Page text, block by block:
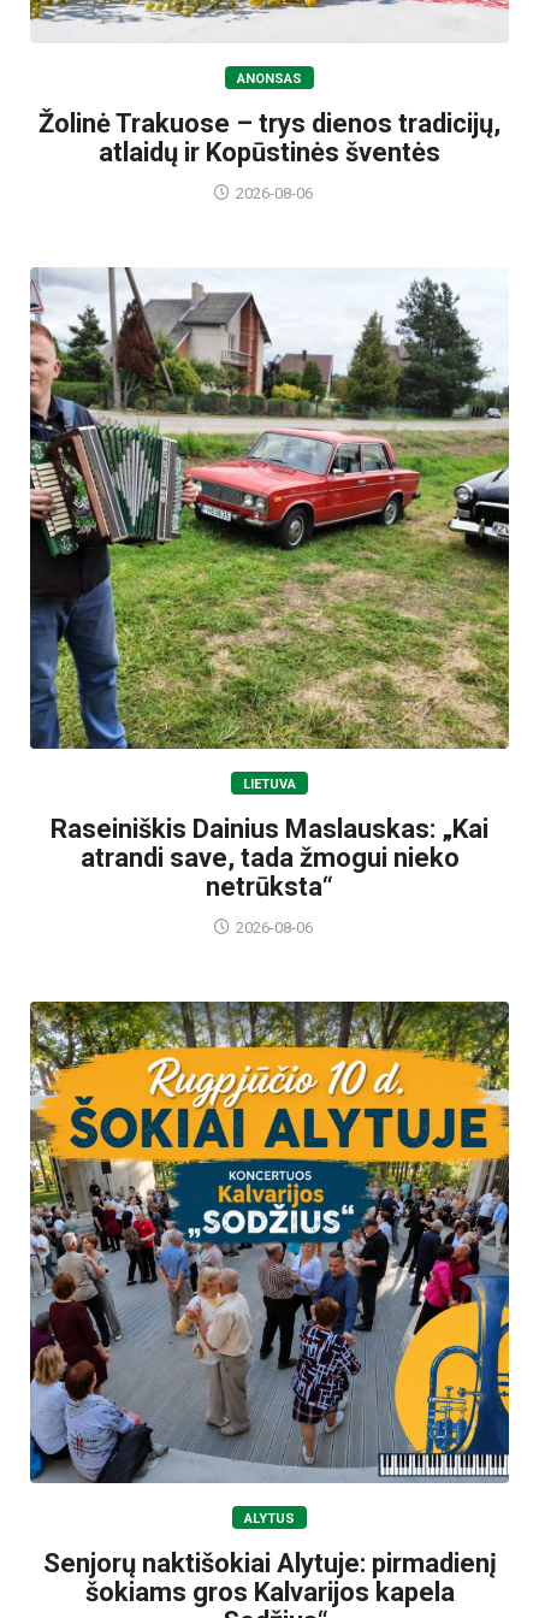
ANONSAS
Žolinė Trakuose – trys dienos tradicijų,
atlaidų ir Kopūstinės šventės
2026-08-06
LIETUVA
Raseiniškis Dainius Maslauskas: „Kai
atrandi save, tada žmogui nieko
netrūksta“
2026-08-06
ALYTUS
Senjorų naktišokiai Alytuje: pirmadienį
šokiams gros Kalvarijos kapela